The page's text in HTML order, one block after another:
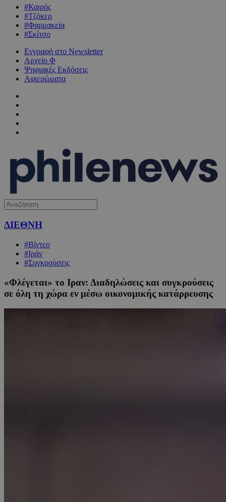
#Καιρός
#Τζόκερ
#Φαρμακεία
#Σκίτσο
Εγγραφή στο Newsletter
Αρχείο Φ
Ψηφιακές Εκδόσεις
Αφιερώματα
ΔΙΕΘΝΗ
#Βίντεο
#Ιράν
#Συγκρούσεις
«Φλέγεται» το Ιραν: Διαδηλώσεις και συγκρούσεις
σε όλη τη χώρα εν μέσω οικονομικής κατάρρευσης